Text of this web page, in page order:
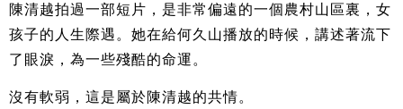
陳清越拍過一部短片，是非常偏遠的一個農村山區裏，女
孩子的人生際遇。她在給何久山播放的時候，講述著流下
了眼淚，為一些殘酷的命運。
沒有軟弱，這是屬於陳清越的共情。